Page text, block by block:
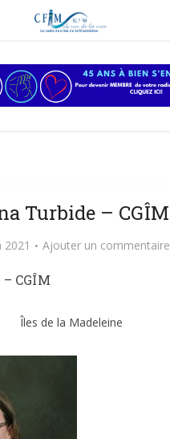
Turbide – CGÎM
2021 Ajouter un commentaire
CGÎM
Îles de la Madeleine